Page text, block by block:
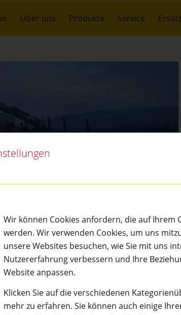
Wir können Cookies anfordern, die auf Ihrem
werden. Wir verwenden Cookies, um uns
unsere Websites besuchen, wie Sie mit uns
Nutzererfahrung verbessern und Ihre
Website anpassen.
Klicken Sie auf die verschiedenen
mehr zu erfahren. Sie können auch einige
Über uns Produkte Service